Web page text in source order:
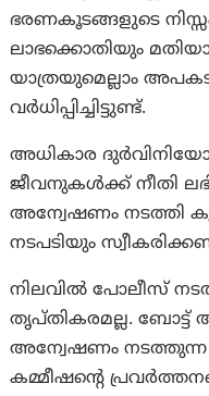
ഭരണകൂടങ്ങളുടെ
ലാഭക്കൊതിയും
യാത്രയുമെല്ലാം
വർധിപ്പിച്ചിട്ടുണ്ട്.
അധികാര
ജീവനുകൾക്ക് നീതി
അന്വേഷണം നടത്തി
നടപടിയും
നിലവിൽ പോലീസ്
തൃപ്തികരമല്ല. ബോട്ട്
അന്വേഷണം നടത്തുന്ന
കമ്മീഷന്റെ